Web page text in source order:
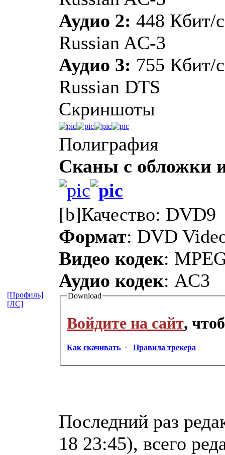
Аудио 2: 448 Кбит/
Russian AC-3
Аудио 3: 755 Кбит/
Russian DTS
Скриншоты
Полиграфия
Сканы с обложки
[b]Качество: DVD9
Формат: DVD
Видео кодек:
Аудио кодек: AC3
Download
Войдите на сайт,
Как скачивать · Правила трекера
Последний раз
18 23:45), всего
[Профиль]
[ЛС]